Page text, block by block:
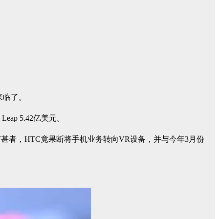
了。
5.42亿美元。
者，HTC竟果断将手机业务转向VR设备，并与今年3月份